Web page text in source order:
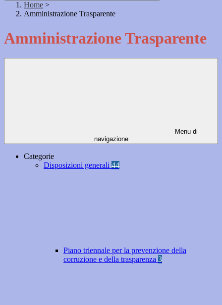
Home >
Amministrazione Trasparente
Amministrazione Trasparente
Menu di
navigazione
Categorie
Disposizioni generali 44
Piano triennale per la prevenzione della
corruzione e della trasparenza 3